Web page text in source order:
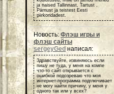
ja naised Tallinnast, Tartust ,
Pärnust ja teistest Eesti
piirkondadest.
Новость: Флэш игры и
флэш сайты
sergeyGed написал:
Здравствуйте, извиняюсь если
пишу не туда, у меня на компе
что-то сайт открывается с
ошибкой подозреваю что моя
интернет-программа подглючивает
не могу найти причину, у меня у
одного так или у всех?